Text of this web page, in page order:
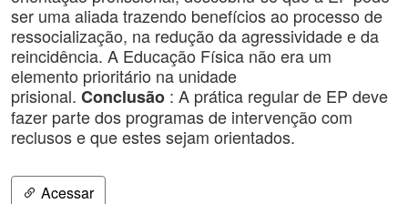
ser uma aliada trazendo benefícios ao processo de
ressocialização, na redução da agressividade e da
reincidência. A Educação Física não era um
elemento prioritário na unidade
prisional. Conclusão : A prática regular de EP deve
fazer parte dos programas de intervenção com
reclusos e que estes sejam orientados.
Acessar